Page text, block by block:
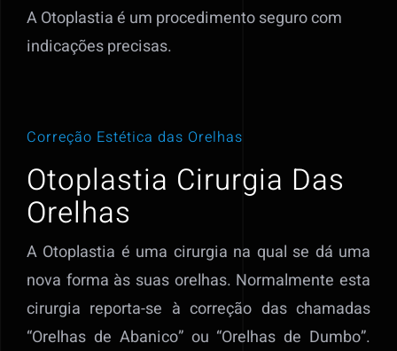
A Otoplastia é um procedimento seguro com
indicações precisas.
Correção Estética das Orelhas
Otoplastia Cirurgia Das
Orelhas
A Otoplastia é uma cirurgia na qual se dá uma
nova forma às suas orelhas. Normalmente esta
cirurgia reporta-se à correção das chamadas
“Orelhas de Abanico” ou “Orelhas de Dumbo”.